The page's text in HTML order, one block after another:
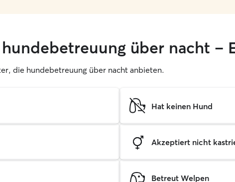
über nacht –
die hundebetreuung über nacht anbieten.
Hat keinen Hund
Akzeptiert nicht
Betreut Welpen